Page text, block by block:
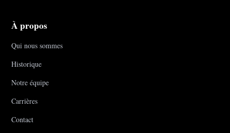
À propos
Qui nous sommes
Historique
Notre équipe
Carrières
Contact